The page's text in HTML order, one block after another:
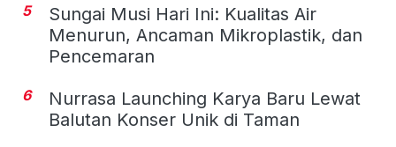
5
Sungai Musi Hari Ini: Kualitas Air
Menurun, Ancaman Mikroplastik, dan
Pencemaran
6
Nurrasa Launching Karya Baru Lewat
Balutan Konser Unik di Taman